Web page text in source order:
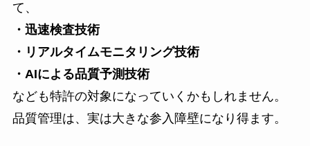
て、
・迅速検査技術
・リアルタイムモニタリング技術
・AIによる品質予測技術
なども特許の対象になっていくかもしれません。
品質管理は、実は大きな参入障壁になり得ます。